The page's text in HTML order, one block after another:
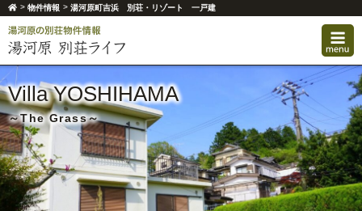
>物件情報 >湯河原町吉浜 別荘・リゾート 一戸建
Villa YOSHIHAMA
～The Grass～